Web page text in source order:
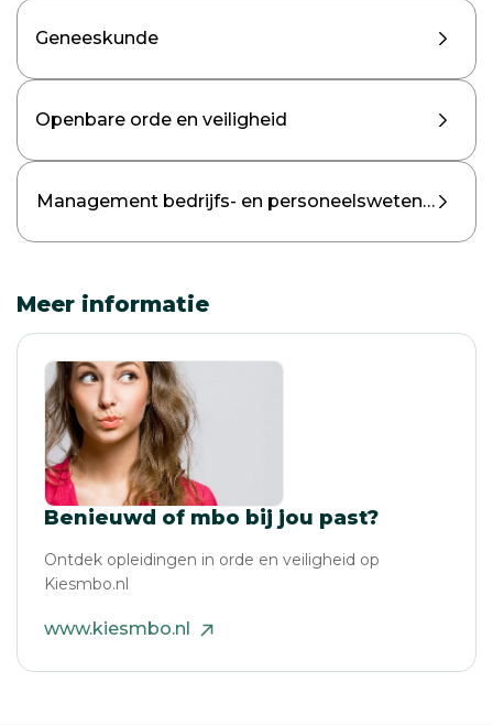
Geneeskunde
Openbare orde en veiligheid
Management bedrijfs- en
Meer informatie
Benieuwd of mbo bij jou past?
Ontdek opleidingen in orde en veiligheid op
Kiesmbo.nl
www.kiesmbo.nl